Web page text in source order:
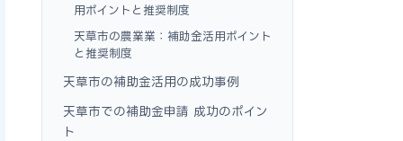
用ポイントと推奨制度
天草市の農業業：補助金活用ポイント
と推奨制度
天草市の補助金活用の成功事例
天草市での補助金申請 成功のポイン
ト